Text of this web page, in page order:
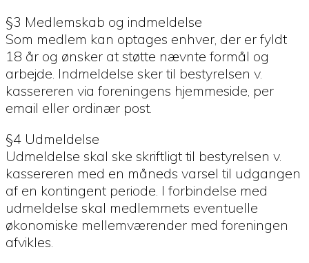
§3 Medlemskab og indmeldelse
Som medlem kan optages enhver, der er fyldt
18 år og ønsker at støtte nævnte formål og
arbejde. Indmeldelse sker til bestyrelsen v.
kassereren via foreningens hjemmeside, per
email eller ordinær post.
§4 Udmeldelse
Udmeldelse skal ske skriftligt til bestyrelsen v.
kassereren med en måneds varsel til udgangen
af en kontingent periode. I forbindelse med
udmeldelse skal medlemmets eventuelle
økonomiske mellemværender med foreningen
afvikles.